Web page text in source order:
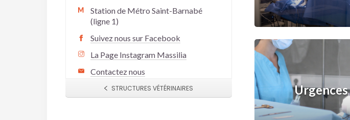
Station de Métro Saint-Barnabé
(ligne 1)
Suivez nous sur Facebook
La Page Instagram Massilia
Contactez nous
STRUCTURES VÉTÉRINAIRES